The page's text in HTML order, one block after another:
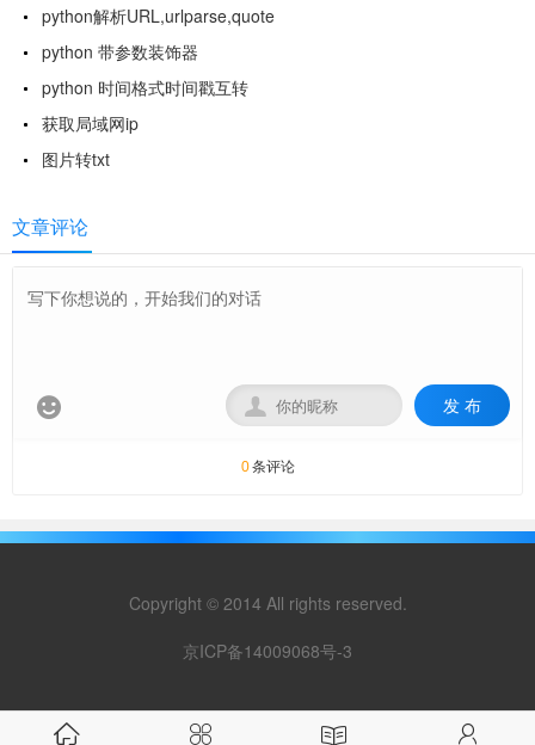
python解析URL,urlparse,quote
python 带参数装饰器
python 时间格式时间戳互转
获取局域网ip
图片转txt
文章评论
 发 布

0条评论
Copyright © 2014 All rights reserved.
京ICP备14009068号-3